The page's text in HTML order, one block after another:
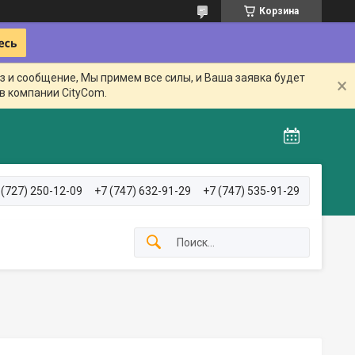
Корзина
и сообщение, Мы примем все силы, и Ваша заявка будет
компании CityCom.
(727) 250-12-09 +7 (747) 632-91-29 +7 (747) 535-91-29